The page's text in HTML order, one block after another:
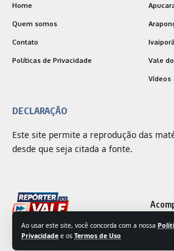
Ao usar este site, você concorda com a nossa
Privacidade e os Termos de Uso
Home
Quem somos
Contato
Políticas de Privacidade Vale
Vídeos
DECLARAÇÃO
Este site permite a reprodução das
desde que seja citada a fonte.
© 2025 Jornal Repórter do Vale | Desenvolvido